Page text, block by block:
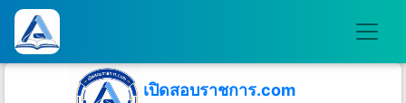
เปิดสอบราชการ.com